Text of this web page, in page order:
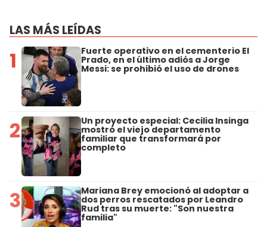
LAS MÁS LEÍDAS
1 Fuerte operativo en el cementerio El
Prado, en el último adiós a Jorge
Messi: se prohibió el uso de drones
2 Un proyecto especial: Cecilia Insinga
mostró el viejo departamento
familiar que transformará por
completo
3 Mariana Brey emocionó al adoptar a
dos perros rescatados por Leandro
Rud tras su muerte: "Son nuestra
familia"